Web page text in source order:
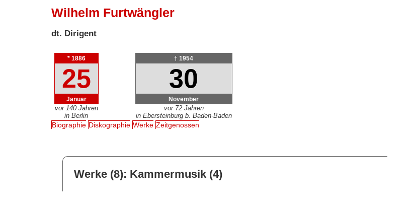
Wilhelm Furtwängler
dt. Dirigent
* 1886
25
Januar
vor 140 Jahren
in Berlin
† 1954
30
November
vor 72 Jahren
in Ebersteinburg b. Baden-Baden
Biographie Diskographie Werke Zeitgenossen
Werke (8): Kammermusik (4)